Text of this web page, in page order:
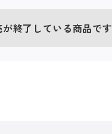
が終了している商品です